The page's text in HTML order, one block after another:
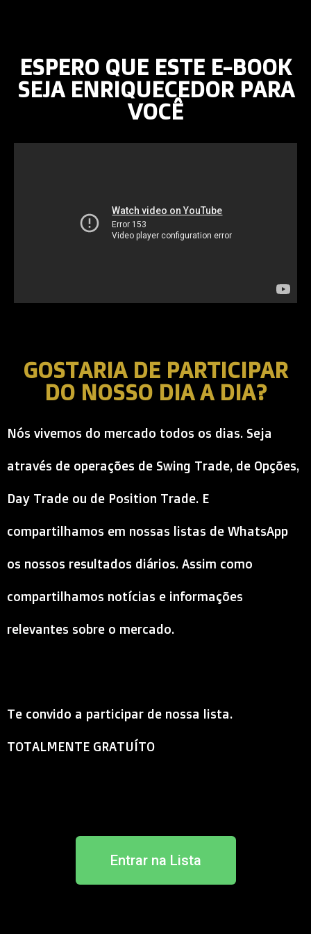
ESPERO QUE ESTE E-BOOK
SEJA ENRIQUECEDOR PARA
VOCÊ
GOSTARIA DE PARTICIPAR
DO NOSSO DIA A DIA?
Nós vivemos do mercado todos os dias. Seja
através de operações de Swing Trade, de Opções,
Day Trade ou de Position Trade. E
compartilhamos em nossas listas de WhatsApp
os nossos resultados diários. Assim como
compartilhamos notícias e informações
relevantes sobre o mercado.
Te convido a participar de nossa lista.
TOTALMENTE GRATUÍTO
Entrar na Lista